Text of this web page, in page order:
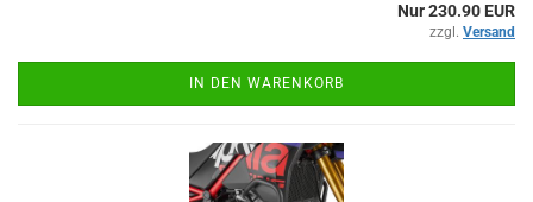
Nur 230.90 EUR
zzgl. Versand
IN DEN WARENKORB